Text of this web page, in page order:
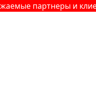
партнеры и